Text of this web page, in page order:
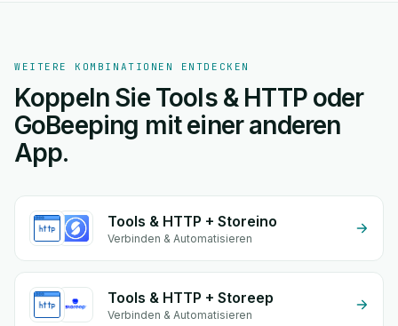
WEITERE KOMBINATIONEN ENTDECKEN
Koppeln Sie Tools & HTTP oder
GoBeeping mit einer anderen
App.
Tools & HTTP + Storeino
Verbinden & Automatisieren
Tools & HTTP + Storeep
Verbinden & Automatisieren